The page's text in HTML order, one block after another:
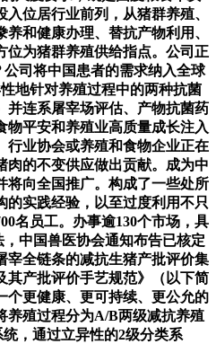
位居行业前列，从猪群养殖、
和健康办理、替抗产物利用、
位为猪群养殖供给指点。公司正
司将中国患者的需求纳入全球
地针对养殖过程中的两种抗菌
并连系屠宰场评估、产物抗菌药
物平安和养殖业高质量成长注入
行业协会或养殖和食物企业正在
肉的不变供应做出贡献。成为中
将向全国推广。构成了一些处所
的实践经验，以至过度利用不只
名员工。办事逾130个市场，具
中国兽医协会通知布告已核定
宰全链条的减抗生猪产批评价集
产批评价手艺规范》（以下简
个更健康、更可持续、更公允的
养殖过程分为A/B两级减抗养殖
，通过立异性的2级分类系